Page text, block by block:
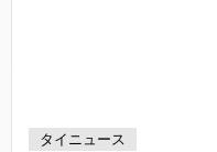
タイニュース